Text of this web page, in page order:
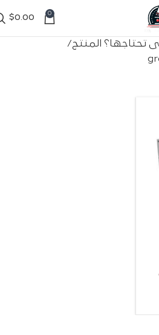
0
$0.00
تحتاجها؟ المنتج